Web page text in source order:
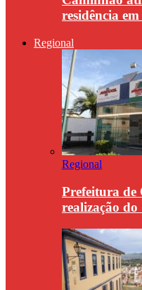
residência
Regional
Regional
Prefeitura de
realização